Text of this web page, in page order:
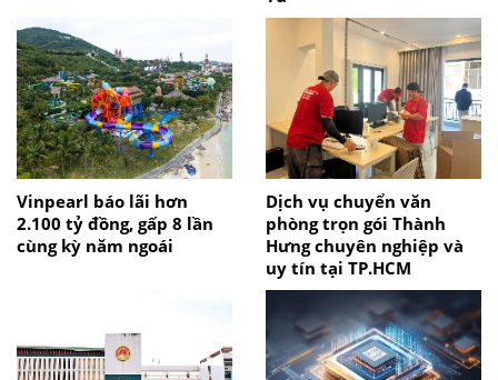
Vinpearl báo lãi hơn
2.100 tỷ đồng, gấp 8 lần
cùng kỳ năm ngoái
Dịch vụ chuyển văn
phòng trọn gói Thành
Hưng chuyên nghiệp và
uy tín tại TP.HCM